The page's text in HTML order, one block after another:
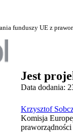
funduszy UE z
Jest
Data dodania:
Krzysztof
Komisja